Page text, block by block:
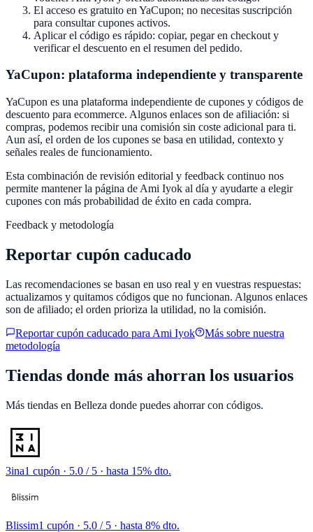
El acceso es gratuito en YaCupon; no necesitas suscripción
para consultar cupones activos.
Aplicar el código es rápido: copiar, pegar en checkout y
verificar el descuento en el resumen del pedido.
YaCupon: plataforma independiente y transparente
YaCupon es una plataforma independiente de cupones y códigos de
descuento para ecommerce. Algunos enlaces son de afiliación: si
compras, podemos recibir una comisión sin coste adicional para ti.
Aun así, el orden de los cupones se basa en utilidad, contexto y
señales reales de funcionamiento.
Esta combinación de revisión editorial y feedback continuo nos
permite mantener la página de Ami Iyok al día y ayudarte a elegir
cupones con más probabilidad de éxito en cada compra.
Feedback y metodología
Reportar cupón caducado
Las recomendaciones se basan en uso real y en vuestras respuestas:
actualizamos y quitamos códigos que no funcionan. Algunos enlaces
son de afiliado; el orden prioriza la utilidad, no la comisión.
Reportar cupón caducado para Ami Iyok
Más sobre nuestra
metodología
Tiendas donde más ahorran los usuarios
Más tiendas en Belleza donde puedes ahorrar con códigos.
3ina1 cupón · 5.0 / 5 · hasta 15% dto.
Blissim1 cupón · 5.0 / 5 · hasta 8% dto.